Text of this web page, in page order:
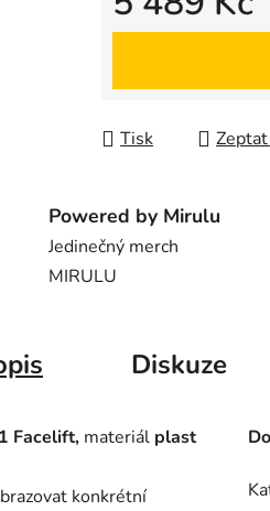
Měrná cena:
Tisk
Powered by Mirulu
Jedinečný merch
MIRULU
Diskuze
Facelift, materiál plast
konkrétní